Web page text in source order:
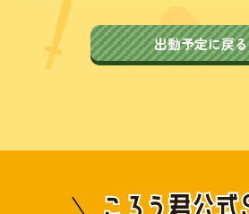
出動予定に戻る